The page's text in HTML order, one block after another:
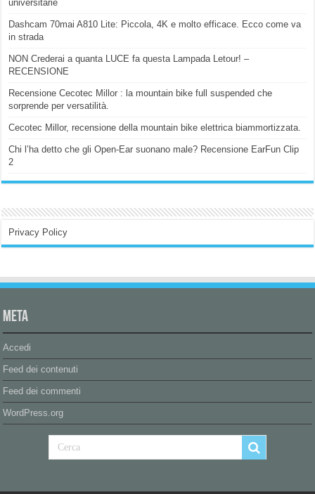
universitarie
Dashcam 70mai A810 Lite: Piccola, 4K e molto efficace. Ecco come va
in strada
NON Crederai a quanta LUCE fa questa Lampada Letour! –
RECENSIONE
Recensione Cecotec Millor : la mountain bike full suspended che
sorprende per versatilità.
Cecotec Millor, recensione della mountain bike elettrica biammortizzata.
Chi l’ha detto che gli Open-Ear suonano male? Recensione EarFun Clip
2
Privacy Policy
Meta
Accedi
Feed dei contenuti
Feed dei commenti
WordPress.org